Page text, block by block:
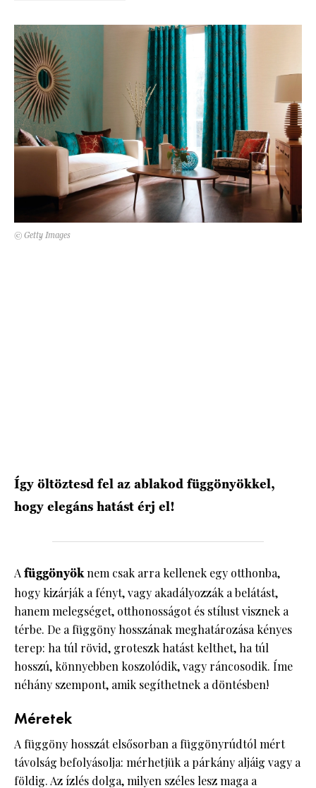
© Getty Images
Így öltöztesd fel az ablakod függönyökkel,
hogy elegáns hatást érj el!
Afüggönyöknem csak arra kellenek egy otthonba,
hogy kizárják a fényt, vagy akadályozzák a belátást,
hanem melegséget, otthonosságot és stílust visznek a
térbe. De a függöny hosszának meghatározása kényes
terep: ha túl rövid, groteszk hatást kelthet, ha túl
hosszú, könnyebben koszolódik, vagy ráncosodik. Íme
néhány szempont, amik segíthetnek a döntésben!
Méretek
A függöny hosszát elsősorban a függönyrúdtól mért
távolság befolyásolja: mérhetjük a párkány aljáig vagy a
földig. Az ízlés dolga, milyen széles lesz maga a